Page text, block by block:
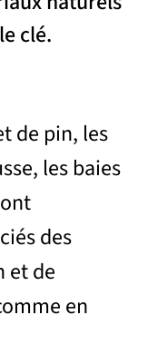
clé.
de pin, les
les baies
des
et de
en